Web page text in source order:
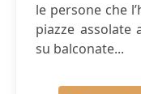
le persone che
piazze assolate
su balconate...